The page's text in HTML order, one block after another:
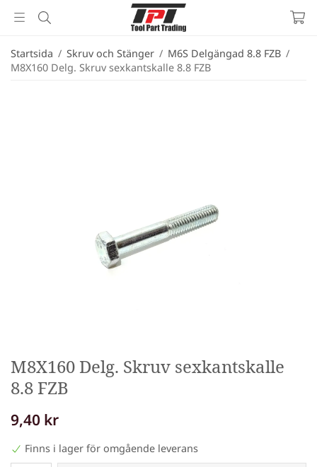
Startsida / Skruv och Stänger / M6S Delgängad 8.8 FZB /
M8X160 Delg. Skruv sexkantskalle 8.8 FZB
M8X160 Delg. Skruv sexkantskalle
8.8 FZB
9,40 kr
Finns i lager för omgående leverans